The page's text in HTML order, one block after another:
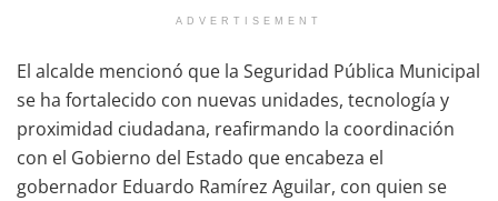
ADVERTISEMENT
El alcalde mencionó que la Seguridad Pública Municipal
se ha fortalecido con nuevas unidades, tecnología y
proximidad ciudadana, reafirmando la coordinación
con el Gobierno del Estado que encabeza el
gobernador Eduardo Ramírez Aguilar, con quien se